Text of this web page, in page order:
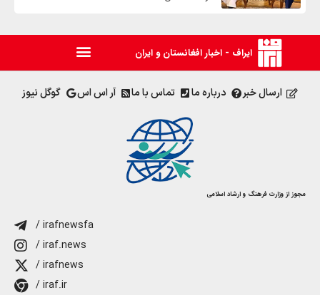
ایراف - اخبار افغانستان و ایران
ارسال خبر درباره ما تماس با ما آر اس اس گوگل نیوز
مجوز از وزارت فرهنگ و ارشاد اسلامی
/ irafnewsfa
/ iraf.news
/ irafnews
/ iraf.ir